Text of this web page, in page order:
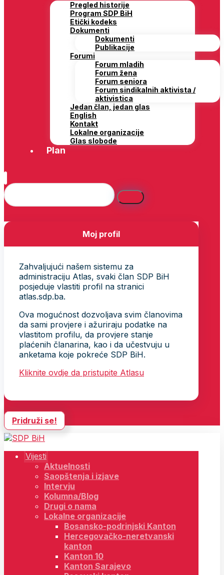
Pregled historije
Program SDP BiH
Etički kodeks
Dokumenti
Dokumenti
Publikacije
Forumi
Forum mladih
Forum žena
Forum seniora
Forum sindikalnih aktivista /
aktivistica
Jedan član, jedan glas
English
Kontakt
Lokalne organizacije
Glas slobode
Plan
Moj profil
Zahvaljujući našem sistemu za
administraciju Atlas, svaki član SDP BiH
posjeduje vlastiti profil na stranici
atlas.sdp.ba.
Ova mogućnost dozvoljava svim članovima
da sami provjere i ažuriraju podatke na
vlastitom profilu, da provjere stanje
plaćenih članarina, kao i da učestvuju u
anketama koje pokreće SDP BiH.
Kliknite ovdje da pristupite Atlasu
Pridruži se!
Vijesti
Aktuelnosti
Saopštenja i izjave
Intervju
Kolumna/Blog
Drugi o nama
Lokalne organizacije
Bosansko-podrinjski Kanton
Hercegovačko-neretvanski
kanton
Kanton 10
Kanton Sarajevo